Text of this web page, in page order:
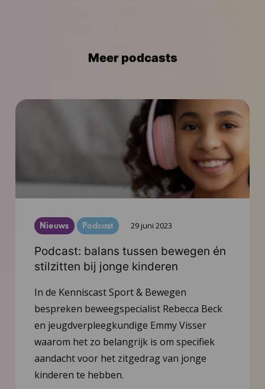
Meer podcasts
Nieuws Podcast 29 juni 2023
Podcast: balans tussen bewegen én
stilzitten bij jonge kinderen
In de Kenniscast Sport & Bewegen
bespreken beweegspecialist Rebecca Beck
en jeugdverpleegkundige Emmy Visser
waarom het zo belangrijk is om specifiek
aandacht voor het zitgedrag van jonge
kinderen te hebben.